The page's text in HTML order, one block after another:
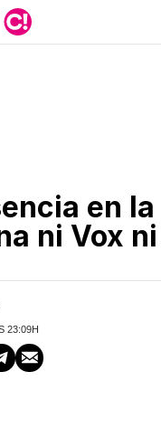
en la
ni Vox ni
23:09H